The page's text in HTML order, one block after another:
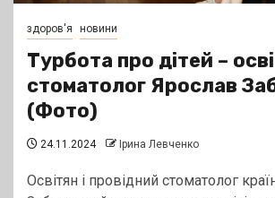
здоров'я новини
Турбота про дітей –
стоматолог Ярослав
(Фото)
24.11.2024 Ірина Левченко
Освітян і провідний стоматолог